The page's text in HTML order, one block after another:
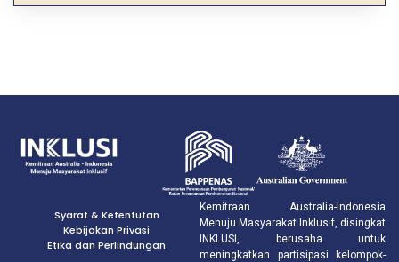
Syarat & Ketentutan
Kebijakan Privasi
Etika dan Perlindungan
Kemitraan Australia-Indonesia
Menuju Masyarakat Inklusif, disingkat
INKLUSI, berusaha untuk
meningkatkan partisipasi kelompok-